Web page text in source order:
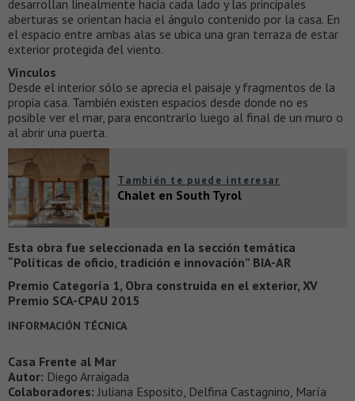
desarrollan linealmente hacia cada lado y las principales
aberturas se orientan hacia el ángulo contenido por la casa. En
el espacio entre ambas alas se ubica una gran terraza de estar
exterior protegida del viento.
Vínculos
Desde el interior sólo se aprecia el paisaje y fragmentos de la
propia casa. También existen espacios desde donde no es
posible ver el mar, para encontrarlo luego al final de un muro o
al abrir una puerta.
También te puede interesar
Chalet en South Tyrol
Esta obra fue seleccionada en la sección temática
“Políticas de oficio, tradición e innovación” BIA-AR
Premio Categoría 1, Obra construida en el exterior, XV
Premio SCA-CPAU 2015
INFORMACIÓN TÉCNICA
Casa Frente al Mar
Autor: Diego Arraigada
Colaboradores: Juliana Esposito, Delfina Castagnino, María